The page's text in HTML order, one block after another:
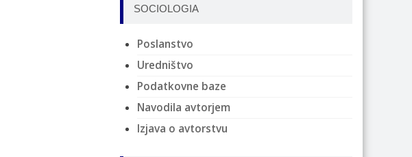
SOCIOLOGIA
Poslanstvo
Uredništvo
Podatkovne baze
Navodila avtorjem
Izjava o avtorstvu